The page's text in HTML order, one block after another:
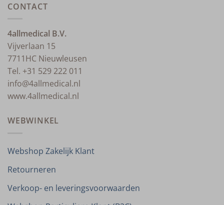
CONTACT
4allmedical B.V.
Vijverlaan 15
7711HC Nieuwleusen
Tel. +31 529 222 011
info@4allmedical.nl
www.4allmedical.nl
WEBWINKEL
Webshop Zakelijk Klant
Retourneren
Verkoop- en leveringsvoorwaarden